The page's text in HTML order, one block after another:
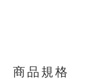
商品規格